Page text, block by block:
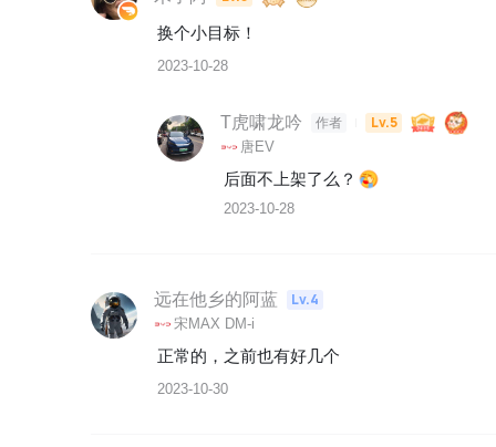
换个小目标！
2023-10-28
T虎啸龙吟 作者 Lv.5
唐EV
后面不上架了么？
2023-10-28
远在他乡的阿蓝 Lv.4
宋MAX DM-i
正常的，之前也有好几个
2023-10-30